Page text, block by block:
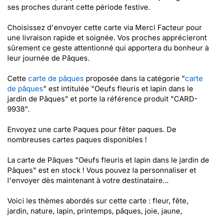
ses proches durant cette période festive.
Choisissez d'envoyer cette carte via Merci Facteur pour
une livraison rapide et soignée. Vos proches apprécieront
sûrement ce geste attentionné qui apportera du bonheur à
leur journée de Pâques.
Cette carte de pâques proposée dans la catégorie "carte
de pâques" est intitulée "Oeufs fleuris et lapin dans le
jardin de Pâques" et porte la référence produit "CARD-
9938".
Envoyez une carte Paques pour fêter paques. De
nombreuses cartes paques disponibles !
La carte de Pâques "Oeufs fleuris et lapin dans le jardin de
Pâques" est en stock ! Vous pouvez la personnaliser et
l'envoyer dès maintenant à votre destinataire...
Voici les thèmes abordés sur cette carte : fleur, fête,
jardin, nature, lapin, printemps, pâques, joie, jaune,